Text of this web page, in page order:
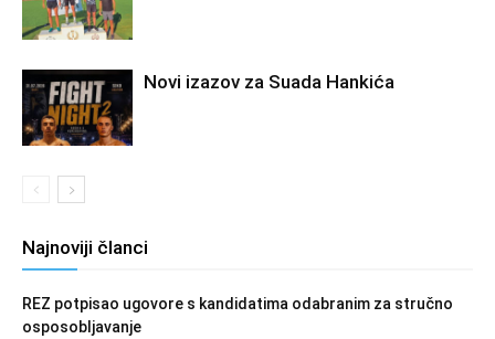
Novi izazov za Suada Hankića
Najnoviji članci
REZ potpisao ugovore s kandidatima odabranim za stručno
osposobljavanje